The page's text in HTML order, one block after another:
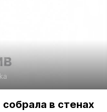
в стенах